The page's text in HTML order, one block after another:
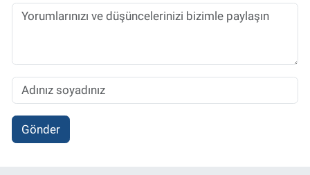
Gönder